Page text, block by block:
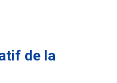
de la